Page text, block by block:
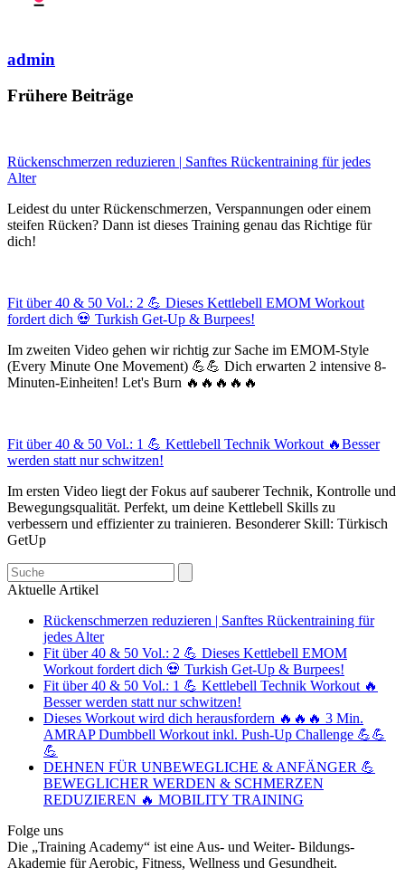
admin
Frühere Beiträge
Rückenschmerzen reduzieren | Sanftes Rückentraining für jedes
Alter
Leidest du unter Rückenschmerzen, Verspannungen oder einem
steifen Rücken? Dann ist dieses Training genau das Richtige für
dich!
Fit über 40 & 50 Vol.: 2 💪 Dieses Kettlebell EMOM Workout
fordert dich 💀 Turkish Get-Up & Burpees!
Im zweiten Video gehen wir richtig zur Sache im EMOM-Style
(Every Minute One Movement) 💪💪 Dich erwarten 2 intensive 8-
Minuten-Einheiten! Let's Burn 🔥🔥🔥🔥🔥
Fit über 40 & 50 Vol.: 1 💪 Kettlebell Technik Workout 🔥Besser
werden statt nur schwitzen!
Im ersten Video liegt der Fokus auf sauberer Technik, Kontrolle und
Bewegungsqualität. Perfekt, um deine Kettlebell Skills zu
verbessern und effizienter zu trainieren. Besonderer Skill: Türkisch
GetUp
Search
Aktuelle Artikel
Rückenschmerzen reduzieren | Sanftes Rückentraining für
jedes Alter
Fit über 40 & 50 Vol.: 2 💪 Dieses Kettlebell EMOM
Workout fordert dich 💀 Turkish Get-Up & Burpees!
Fit über 40 & 50 Vol.: 1 💪 Kettlebell Technik Workout 🔥
Besser werden statt nur schwitzen!
Dieses Workout wird dich herausfordern 🔥🔥🔥 3 Min.
AMRAP Dumbbell Workout inkl. Push-Up Challenge 💪💪
💪
DEHNEN FÜR UNBEWEGLICHE & ANFÄNGER 💪
BEWEGLICHER WERDEN & SCHMERZEN
REDUZIEREN 🔥 MOBILITY TRAINING
Folge uns
Die „Training Academy“ ist eine Aus- und Weiter- Bildungs-
Akademie für Aerobic, Fitness, Wellness und Gesundheit.